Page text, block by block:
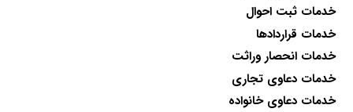
خدمات ثبت احوال
خدمات قراردادها
خدمات انحصار وراثت
خدمات دعاوی تجاری
خدمات دعاوی خانواده